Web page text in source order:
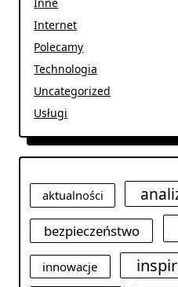
Internet
Polecamy
Technologia
Uncategorized
Usługi
aktualności
bezpieczeństwo
innowacje